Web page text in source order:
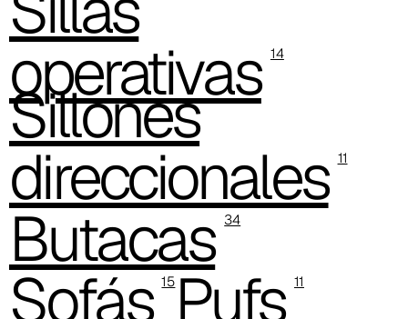
C -38
C 38A
C 385
C 38P
C 38H
C 388
Xtreme (Cat. C - Tejido)
C 335
operativas 14
Sillones
direccionales 11
Butacas 34
Sofás 15Pufs 11